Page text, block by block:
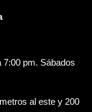
7:00 pm. Sábados
al este y 200